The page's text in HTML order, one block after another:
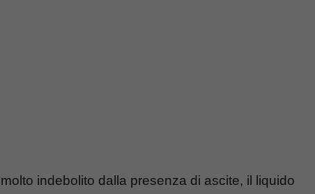
indebolito dalla presenza di ascite, il liquido